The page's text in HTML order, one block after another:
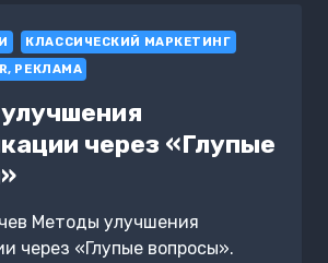
КЛАССИЧЕСКИЙ МАРКЕТИНГ
РЕКЛАМА
через «Глупые
Методы улучшения
через «Глупые вопросы».